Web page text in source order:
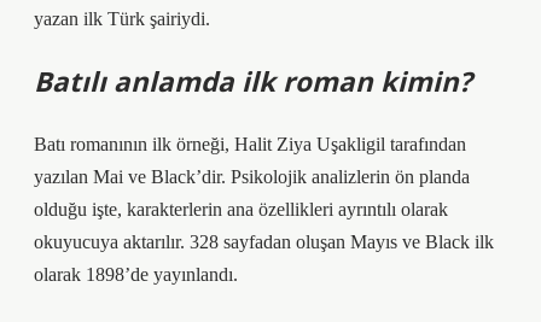
yazan ilk Türk şairiydi.
Batılı anlamda ilk roman kimin?
Batı romanının ilk örneği, Halit Ziya Uşakligil tarafından
yazılan Mai ve Black’dir. Psikolojik analizlerin ön planda
olduğu işte, karakterlerin ana özellikleri ayrıntılı olarak
okuyucuya aktarılır. 328 sayfadan oluşan Mayıs ve Black ilk
olarak 1898’de yayınlandı.